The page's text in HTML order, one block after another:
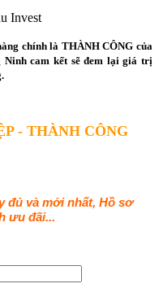
chính là THÀNH CÔNG của
Ninh cam kết sẽ đem lại giá trị
- THÀNH CÔNG
đủ và mới nhất, Hồ sơ
ưu đãi...